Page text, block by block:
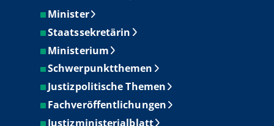
Minister
Staatssekretärin
Ministerium
Schwerpunktthemen
Justizpolitische Themen
Fachveröffentlichungen
Justizministerialblatt